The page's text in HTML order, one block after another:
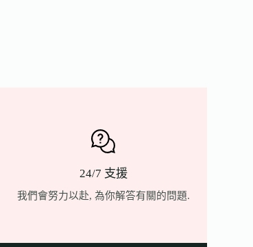
24/7 支援
我們會努力以赴, 為你解答有關的問題.